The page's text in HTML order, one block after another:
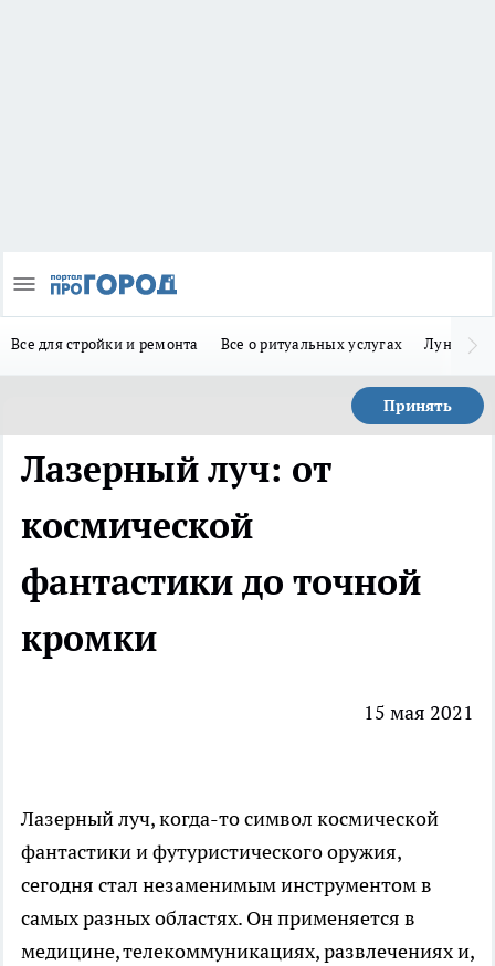
Все для стройки и ремонта Все о ритуальных услугах Лунно-
Принять
Лазерный луч: от
космической
фантастики до точной
кромки
15 мая 2021
Лазерный луч, когда-то символ космической
фантастики и футуристического оружия,
сегодня стал незаменимым инструментом в
самых разных областях. Он применяется в
медицине, телекоммуникациях, развлечениях и,